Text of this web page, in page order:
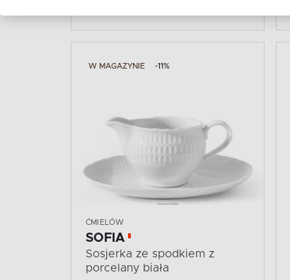
W MAGAZYNIE -11%
ĆMIELÓW
SOFIA
Sosjerka ze spodkiem z
porcelany biała